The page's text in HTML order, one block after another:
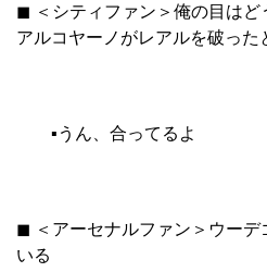
◼︎ ＜シティファン＞俺の目はど
アルコヤーノがレアルを破った
▪︎うん、合ってるよ
◼︎ ＜アーセナルファン＞ウーデ
いる